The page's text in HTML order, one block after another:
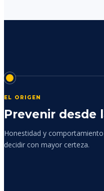
EL ORIGEN
Prevenir desde
Honestidad y
decidir con mayor certeza.